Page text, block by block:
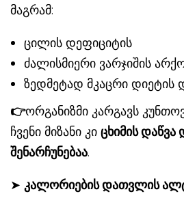
მაგრამ:
ცილის დეფიციტის
ძალისმიერი ვარჯიშის
ზედმეტად მკაცრი დიეტის
👉ორგანიზმი კარგავს
ჩვენი მიზანი კი ცხიმის დაწვა
შენარჩუნებაა.
➤ კალორიების დათვლის